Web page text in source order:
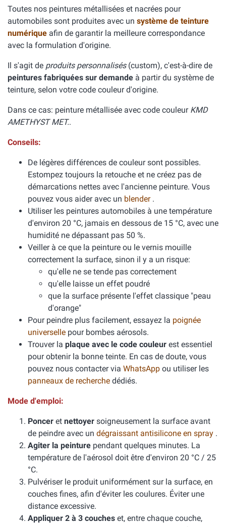
Toutes nos peintures métallisées et nacrées pour
automobiles sont produites avec un système de teinture
numérique afin de garantir la meilleure correspondance
avec la formulation d'origine.
Il s'agit de produits personnalisés(custom), c'est-à-dire de
peintures fabriquées sur demande à partir du système de
teinture, selon votre code couleur d'origine.
Dans ce cas: peinture métallisée avec code couleur KMD
AMETHYST MET..
Conseils:
De légères différences de couleur sont possibles.
Estompez toujours la retouche et ne créez pas de
démarcations nettes avec l'ancienne peinture. Vous
pouvez vous aider avec un blender .
Utiliser les peintures automobiles à une température
d'environ 20 °C, jamais en dessous de 15 °C, avec une
humidité ne dépassant pas 50 %.
Veiller à ce que la peinture ou le vernis mouille
correctement la surface, sinon il y a un risque:
qu'elle ne se tende pas correctement
qu'elle laisse un effet poudré
que la surface présente l'effet classique "peau
d'orange"
Pour peindre plus facilement, essayez la poignée
universelle pour bombes aérosols.
Trouver la plaque avec le code couleur est essentiel
pour obtenir la bonne teinte. En cas de doute, vous
pouvez nous contacter via WhatsApp ou utiliser les
panneaux de recherche dédiés.
Mode d'emploi:
Poncer et nettoyer soigneusement la surface avant
de peindre avec un dégraissant antisilicone en spray .
Agiter la peinture pendant quelques minutes. La
température de l'aérosol doit être d'environ 20 °C / 25
°C.
Pulvériser le produit uniformément sur la surface, en
couches fines, afin d'éviter les coulures. Éviter une
distance excessive.
Appliquer 2 à 3 couches et, entre chaque couche,